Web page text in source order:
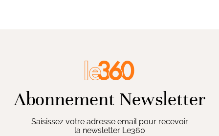
Abonnement Newsletter
Saisissez votre adresse email pour recevoir
la newsletter Le360